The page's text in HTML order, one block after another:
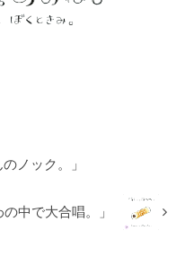
ノック。」
中で大合唱。」